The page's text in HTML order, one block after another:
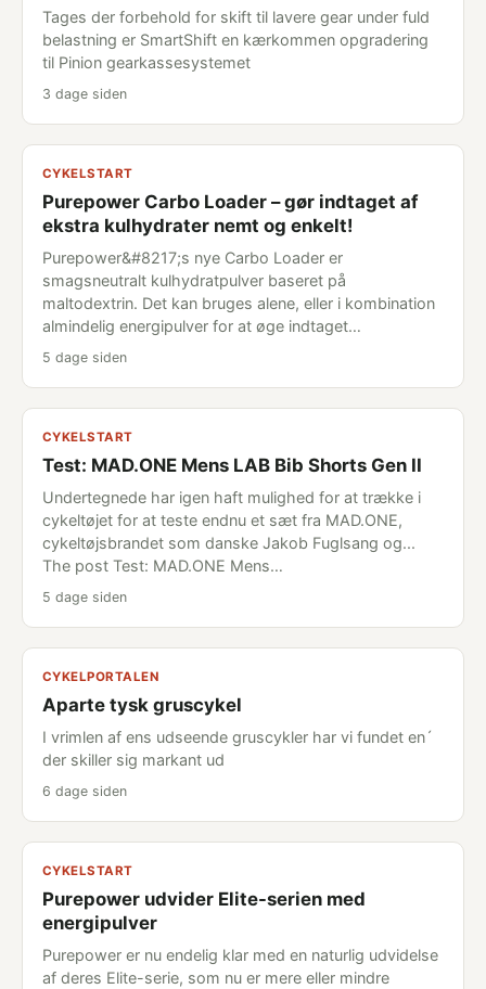
Tages der forbehold for skift til lavere gear under fuld
belastning er SmartShift en kærkommen opgradering
til Pinion gearkassesystemet
3 dage siden
CYKELSTART
Purepower Carbo Loader – gør indtaget af
ekstra kulhydrater nemt og enkelt!
Purepower&#8217;s nye Carbo Loader er
smagsneutralt kulhydratpulver baseret på
maltodextrin. Det kan bruges alene, eller i kombination
almindelig energipulver for at øge indtaget…
5 dage siden
CYKELSTART
Test: MAD.ONE Mens LAB Bib Shorts Gen II
Undertegnede har igen haft mulighed for at trække i
cykeltøjet for at teste endnu et sæt fra MAD.ONE,
cykeltøjsbrandet som danske Jakob Fuglsang og...
The post Test: MAD.ONE Mens…
5 dage siden
CYKELPORTALEN
Aparte tysk gruscykel
I vrimlen af ens udseende gruscykler har vi fundet en´
der skiller sig markant ud
6 dage siden
CYKELSTART
Purepower udvider Elite-serien med
energipulver
Purepower er nu endelig klar med en naturlig udvidelse
af deres Elite-serie, som nu er mere eller mindre